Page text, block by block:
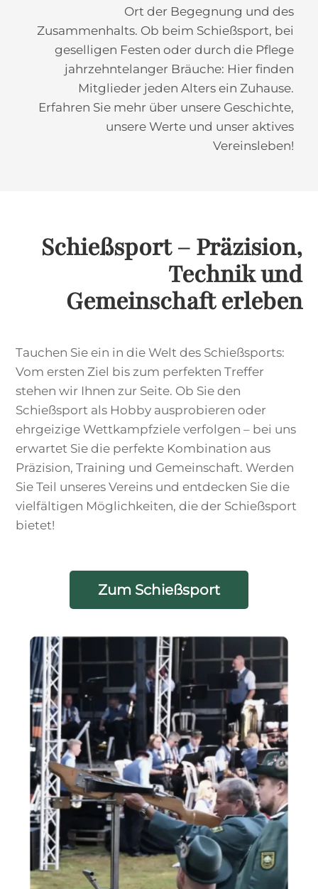
Ort der Begegnung und des
Zusammenhalts. Ob beim Schießsport, bei
geselligen Festen oder durch die Pflege
jahrzehntelanger Bräuche: Hier finden
Mitglieder jeden Alters ein Zuhause.
Erfahren Sie mehr über unsere Geschichte,
unsere Werte und unser aktives
Vereinsleben!
Schießsport – Präzision,
Technik und
Gemeinschaft erleben
Tauchen Sie ein in die Welt des Schießsports:
Vom ersten Ziel bis zum perfekten Treffer
stehen wir Ihnen zur Seite. Ob Sie den
Schießsport als Hobby ausprobieren oder
ehrgeizige Wettkampfziele verfolgen – bei uns
erwartet Sie die perfekte Kombination aus
Präzision, Training und Gemeinschaft. Werden
Sie Teil unseres Vereins und entdecken Sie die
vielfältigen Möglichkeiten, die der Schießsport
bietet!
Zum Schießsport